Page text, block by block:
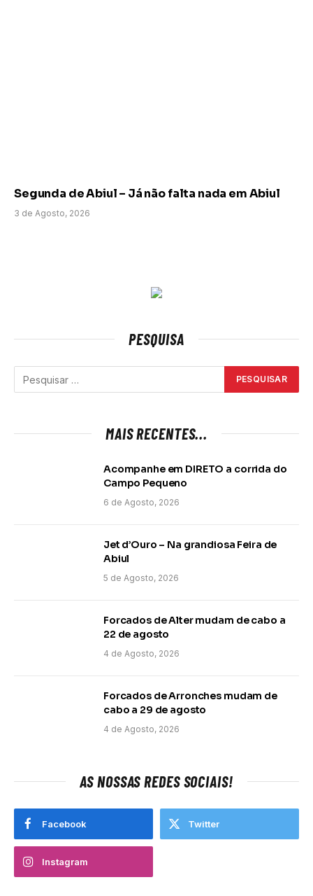
Segunda de Abiul – Já não falta nada em Abiul
3 de Agosto, 2026
PESQUISA
MAIS RECENTES...
Acompanhe em DIRETO a corrida do
Campo Pequeno
6 de Agosto, 2026
Jet d’Ouro – Na grandiosa Feira de
Abiul
5 de Agosto, 2026
Forcados de Alter mudam de cabo a
22 de agosto
4 de Agosto, 2026
Forcados de Arronches mudam de
cabo a 29 de agosto
4 de Agosto, 2026
AS NOSSAS REDES SOCIAIS!
Facebook Twitter
Instagram